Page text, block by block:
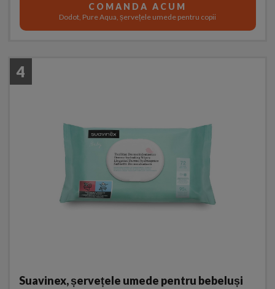
COMANDA ACUM
Dodot, Pure Aqua, șervețele umede pentru copii
4
Suavinex, șervețele umede pentru bebeluși